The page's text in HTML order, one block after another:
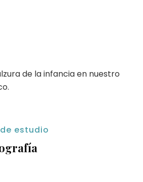
de la infancia en nuestro
estudio